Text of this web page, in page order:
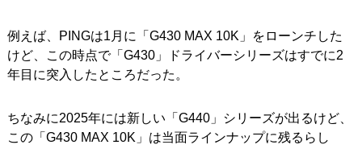
例えば、PINGは1月に「G430 MAX 10K」をローンチした
けど、この時点で「G430」ドライバーシリーズはすでに2
年目に突入したところだった。
ちなみに2025年には新しい「G440」シリーズが出るけど、
この「G430 MAX 10K」は当面ラインナップに残るらし